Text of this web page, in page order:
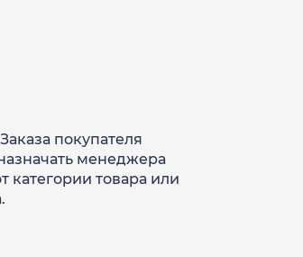
покупателя
менеджера
категории товара или